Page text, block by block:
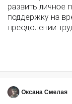
развить личное
поддержку на
преодолении
Оксана Смелая